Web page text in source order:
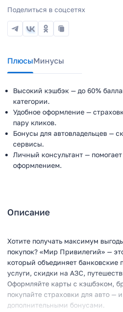
Поделиться в соцсетях
ПлюсыМинусы
Высокий кэшбэк — до 60%
категории.
Удобное оформление —
пару кликов.
Бонусы для автовладельцев —
сервисы.
Личный консультант —
оформлением.
Описание
Хотите получать максимум
покупок? «Мир Привилегий» —
который объединяет банковские
услуги, скидки на АЗС,
Оформляйте карты с кэшбэком,
покупайте страховки для авто —
дополнительными бонусами.